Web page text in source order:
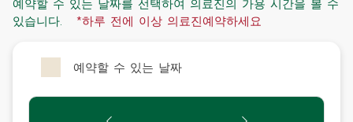
예약할 수 있는 날짜를 선택하여 의료진의 가용 시간을 볼 수
있습니다.
*하루 전에 이상 의료진예약하세요
예약할 수 있는 날짜